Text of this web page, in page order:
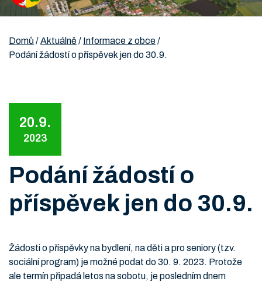
Domů /Aktuálně/ Informace z obce/
Podání žádostí o příspěvek jen do 30.9.
20.9.
2023
Podání žádostí o
příspěvek jen do 30.9.
Žádosti o příspěvky na bydlení, na děti a pro seniory (tzv.
sociální program) je možné podat do 30. 9. 2023. Protože
ale termín připadá letos na sobotu, je posledním dnem